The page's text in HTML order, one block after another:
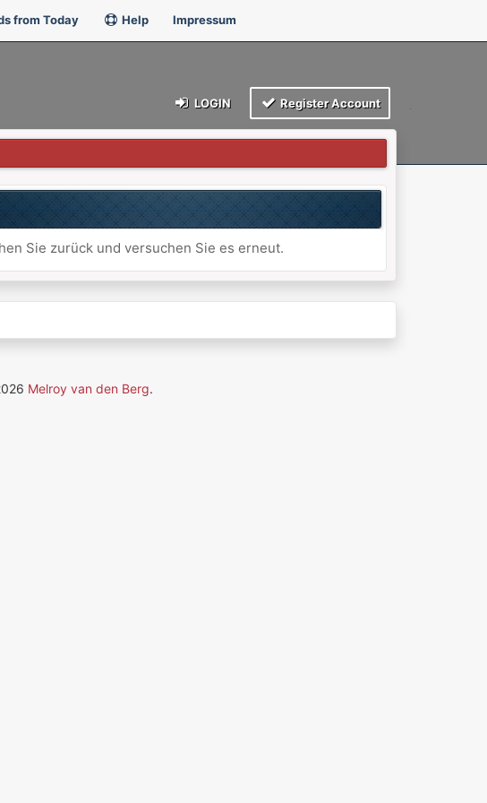
from Today Help Impressum
LOGIN Register Account
Sie zurück und versuchen Sie es erneut.
Melroy van den Berg.